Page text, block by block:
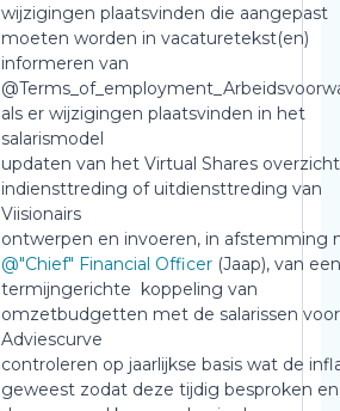
wijzigingen plaatsvinden die aangepast
moeten worden in vacaturetekst(en)
informeren van
als er wijzigingen plaatsvinden in het
salarismodel
updaten van het Virtual Shares
indiensttreding of uitdiensttreding van
Viisionairs
ontwerpen en invoeren, in afstemming
@"Chief" Financial Officer (Jaap), van
termijngerichte koppeling van
omzetbudgetten met de salarissen
Adviescurve
controleren op jaarlijkse basis wat de
geweest zodat deze tijdig besproken en